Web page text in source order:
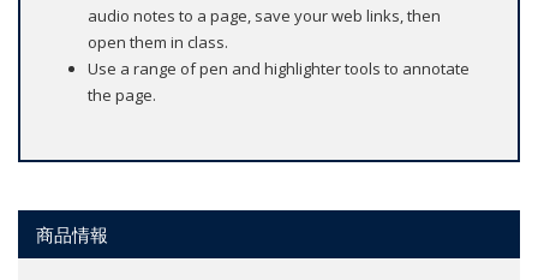
audio notes to a page, save your web links, then
open them in class.
Use a range of pen and highlighter tools to annotate
the page.
商品情報